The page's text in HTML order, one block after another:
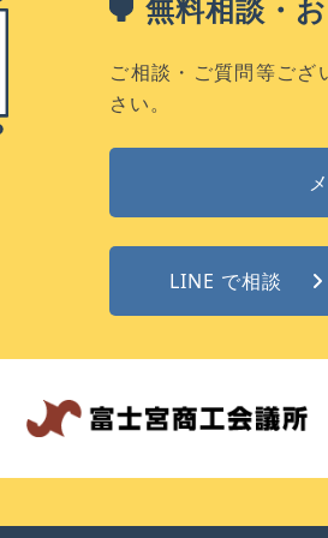
無料相談・
ご相談・ご質問等ご
さい。
LINE で相談